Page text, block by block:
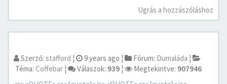
Ugrás a hozzászóláshoz
Szerző: stafford ¦ 9 years ago ¦ Fórum: Dumaláda ¦
Téma: Coffebar ¦ Válaszok: 939 ¦ Megtekintve: 907946